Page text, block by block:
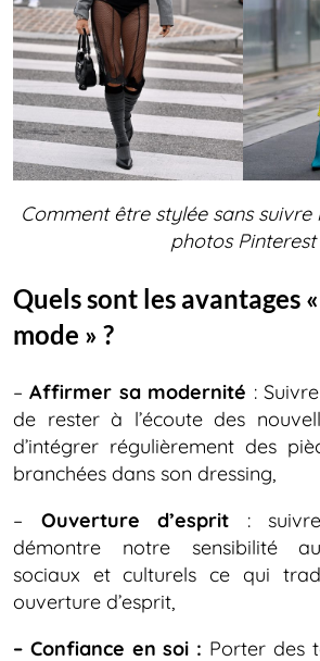
Comment être stylée sans
photos Pinterest
Quels sont les avantages
mode » ?
–Affirmer sa modernité :
de rester à l’écoute des
d’intégrer régulièrement des
branchées dans son dressing,
– Ouverture d’esprit :
démontre notre sensibilité
sociaux et culturels ce qui
ouverture d’esprit,
– Confiance en soi : Porter des